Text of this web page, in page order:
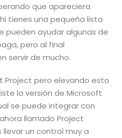
que apareciera
tienes una pequeña lista
pueden ayudar algunas de
pero al final
servir de mucho.
Project pero elevando esto
la versión de Microsoft
se puede integrar con
llamado Project
un control muy a